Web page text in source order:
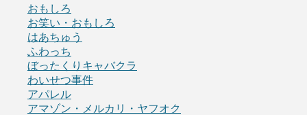
おもしろ
お笑い・おもしろ
はあちゅう
ふわっち
ぼったくりキャバクラ
わいせつ事件
アパレル
アマゾン・メルカリ・ヤフオク